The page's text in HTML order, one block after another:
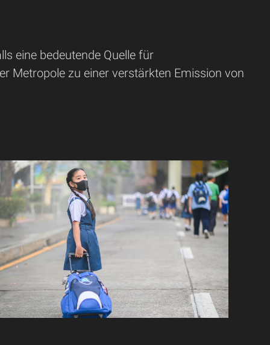
eine bedeutende Quelle für
Metropole zu einer verstärkten Emission von